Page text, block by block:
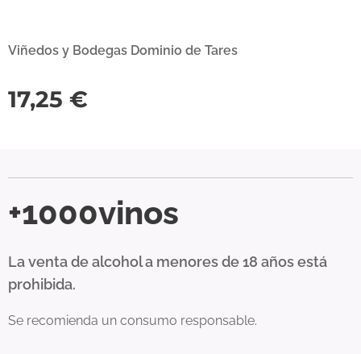
Viñedos y Bodegas Dominio de Tares
17,25 €
+1000vinos
La venta de alcohol a menores de 18 años está
prohibida.
Se recomienda un consumo responsable.